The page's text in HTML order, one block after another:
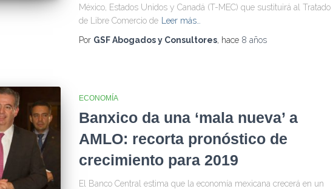
México, Estados Unidos y Canadá (T-MEC) que sustituirá al Tratado
de Libre Comercio de
Leer más…
Por GSF Abogados y Consultores, hace 8 años
ECONOMÍA
Banxico da una ‘mala nueva’ a
AMLO: recorta pronóstico de
crecimiento para 2019
El Banco Central estima que la economía mexicana crecerá en un